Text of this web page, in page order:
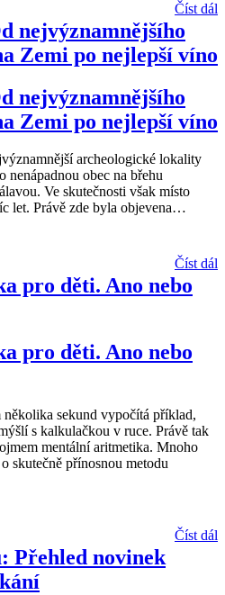
Číst dál
nejvýznamnějšího
Zemi po nejlepší víno
nejvýznamnějšího
Zemi po nejlepší víno
archeologické lokality
nenápadnou obec na břehu
Ve skutečnosti však místo
let. Právě zde byla objevena…
Číst dál
pro děti. Ano nebo
pro děti. Ano nebo
několika sekund vypočítá příklad,
s kalkulačkou v ruce. Právě tak
mentální aritmetika. Mnoho
skutečně přínosnou metodu
Číst dál
Přehled novinek